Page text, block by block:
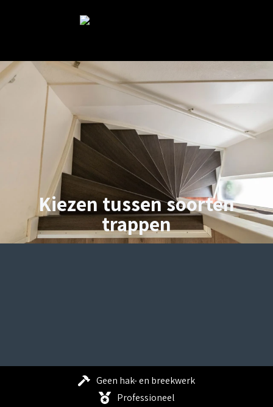
Kiezen tussen soorten
trappen
Geen hak- en breekwerk
Professioneel